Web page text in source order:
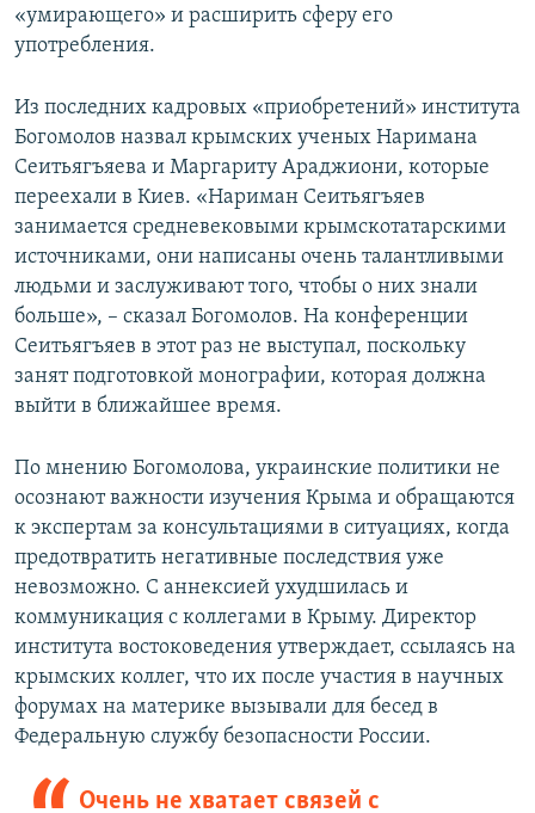
«умирающего» и расширить сферу его
употребления.
Из последних кадровых «приобретений» института
Богомолов назвал крымских ученых Наримана
Сеитьягъяева и Маргариту Араджиони, которые
переехали в Киев. «Нариман Сеитьягъяев
занимается средневековыми крымскотатарскими
источниками, они написаны очень талантливыми
людьми и заслуживают того, чтобы о них знали
больше», – сказал Богомолов. На конференции
Сеитьягъяев в этот раз не выступал, поскольку
занят подготовкой монографии, которая должна
выйти в ближайшее время.
По мнению Богомолова, украинские политики не
осознают важности изучения Крыма и обращаются
к экспертам за консультациями в ситуациях, когда
предотвратить негативные последствия уже
невозможно. С аннексией ухудшилась и
коммуникация с коллегами в Крыму. Директор
института востоковедения утверждает, ссылаясь на
крымских коллег, что их после участия в научных
форумах на материке вызывали для бесед в
Федеральную службу безопасности России.
Очень не хватает связей с